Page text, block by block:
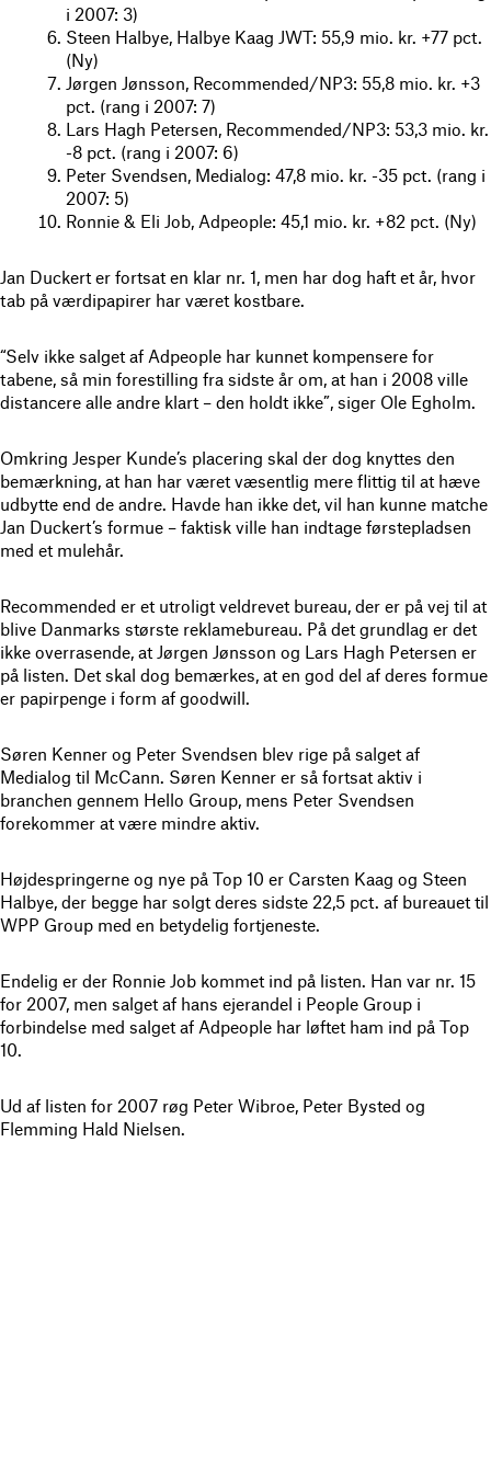
i 2007: 3)
Steen Halbye, Halbye Kaag JWT: 55,9 mio. kr. +77 pct.
(Ny)
Jørgen Jønsson, Recommended/NP3: 55,8 mio. kr. +3
pct. (rang i 2007: 7)
Lars Hagh Petersen, Recommended/NP3: 53,3 mio. kr.
-8 pct. (rang i 2007: 6)
Peter Svendsen, Medialog: 47,8 mio. kr. -35 pct. (rang i
2007: 5)
Ronnie & Eli Job, Adpeople: 45,1 mio. kr. +82 pct. (Ny)
Jan Duckert er fortsat en klar nr. 1, men har dog haft et år, hvor
tab på værdipapirer har været kostbare.
“Selv ikke salget af Adpeople har kunnet kompensere for
tabene, så min forestilling fra sidste år om, at han i 2008 ville
distancere alle andre klart – den holdt ikke”, siger Ole Egholm.
Omkring Jesper Kunde’s placering skal der dog knyttes den
bemærkning, at han har været væsentlig mere flittig til at hæve
udbytte end de andre. Havde han ikke det, vil han kunne matche
Jan Duckert’s formue – faktisk ville han indtage førstepladsen
med et mulehår.
Recommended er et utroligt veldrevet bureau, der er på vej til at
blive Danmarks største reklamebureau. På det grundlag er det
ikke overrasende, at Jørgen Jønsson og Lars Hagh Petersen er
på listen. Det skal dog bemærkes, at en god del af deres formue
er papirpenge i form af goodwill.
Søren Kenner og Peter Svendsen blev rige på salget af
Medialog til McCann. Søren Kenner er så fortsat aktiv i
branchen gennem Hello Group, mens Peter Svendsen
forekommer at være mindre aktiv.
Højdespringerne og nye på Top 10 er Carsten Kaag og Steen
Halbye, der begge har solgt deres sidste 22,5 pct. af bureauet til
WPP Group med en betydelig fortjeneste.
Endelig er der Ronnie Job kommet ind på listen. Han var nr. 15
for 2007, men salget af hans ejerandel i People Group i
forbindelse med salget af Adpeople har løftet ham ind på Top
10.
Ud af listen for 2007 røg Peter Wibroe, Peter Bysted og
Flemming Hald Nielsen.